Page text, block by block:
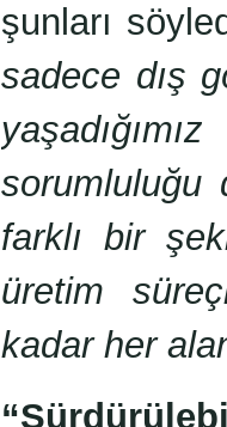
şunları
sadece dış
sorumluluğu
farklı bir
üretim
kadar her